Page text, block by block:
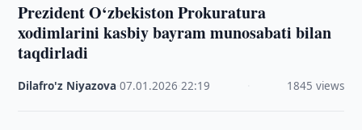
Prezident O‘zbekiston Prokuratura
xodimlarini kasbiy bayram munosabati bilan
taqdirladi
Dilafro'z Niyazova ·07.01.2026 ·22:19 1845 views